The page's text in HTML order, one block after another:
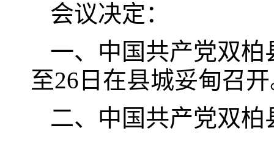
会议决定：
一、中国共产党双柏
至26日在县城妥甸召
二、中国共产党双